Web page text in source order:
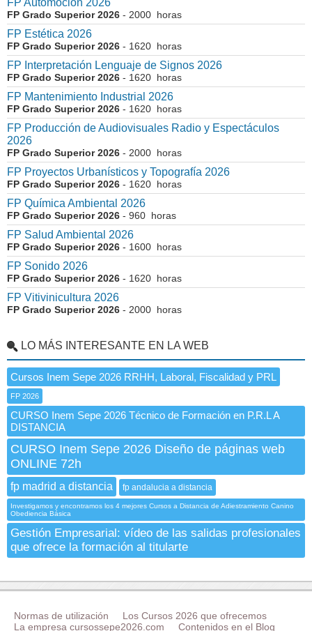
FP Automoción 2026
FP Grado Superior 2026 - 2000 horas
FP Estética 2026
FP Grado Superior 2026 - 1620 horas
FP Interpretación Lenguaje de Signos 2026
FP Grado Superior 2026 - 1620 horas
FP Mantenimiento Industrial 2026
FP Grado Superior 2026 - 1620 horas
FP Producción de Audiovisuales Radio y Espectáculos
2026
FP Grado Superior 2026 - 2000 horas
FP Proyectos Urbanísticos y Topografía 2026
FP Grado Superior 2026 - 1620 horas
FP Química Ambiental 2026
FP Grado Superior 2026 - 960 horas
FP Salud Ambiental 2026
FP Grado Superior 2026 - 1600 horas
FP Sonido 2026
FP Grado Superior 2026 - 1620 horas
FP Vitivinicultura 2026
FP Grado Superior 2026 - 2000 horas
LO MÁS INTERESANTE EN LA WEB
Cursos Inem Sepe 2026 RRHH, Laboral, Fiscalidad y PRL
FP 2026
CURSO Inem Sepe 2026 Técnico de Formación en P.R.L A
DISTANCIA
CURSO Inem Sepe 2026 Diseño de páginas web
ONLINE 72h
fp madrid a distancia fp andalucia a distancia
Investigamos y encontramos los 4 mejores Cursos a Distancia de Adiestramiento Canino
Obediencia Básica
Gestión Empresarial: vídeo de las salidas profesionales
que ofrece la formación al titularte
Normas de utilización
Los Cursos 2026 que ofrecemos
La empresa cursossepe2026.com
Contenidos en el Blog